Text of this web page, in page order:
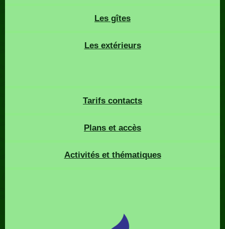
Les gîtes
Les extérieurs
Tarifs contacts
Plans et accès
Activités et thématiques